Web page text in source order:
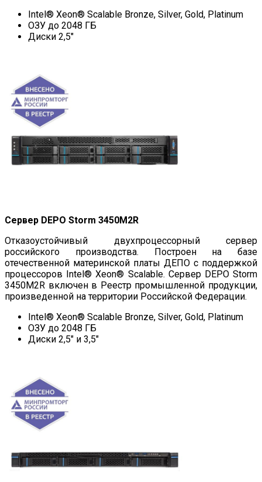
Intel® Xeon® Scalable Bronze, Silver, Gold, Platinum
ОЗУ до 2048 ГБ
Диски 2,5″
Сервер DEPO Storm 3450M2R
Отказоустойчивый двухпроцессорный сервер
российского производства. Построен на базе
отечественной материнской платы ДЕПО с поддержкой
процессоров Intel® Xeon® Scalable. Сервер DEPO Storm
3450M2R включен в Реестр промышленной продукции,
произведенной на территории Российской Федерации.
Intel® Xeon® Scalable Bronze, Silver, Gold, Platinum
ОЗУ до 2048 ГБ
Диски 2,5″ и 3,5″